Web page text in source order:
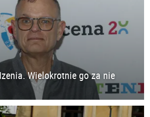
Wielokrotnie go za nie